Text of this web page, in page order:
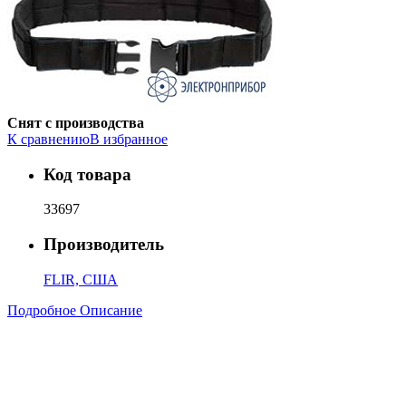
Снят с производства
К сравнениюВ избранное
Код товара
33697
Производитель
FLIR, США
Подробное Описание